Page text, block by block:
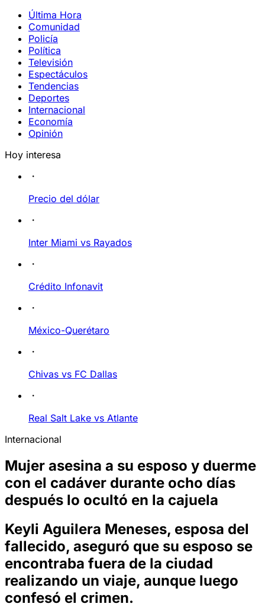
Última Hora
Comunidad
Policía
Política
Televisión
Espectáculos
Tendencias
Deportes
Internacional
Economía
Opinión
Hoy interesa
Precio del dólar
Inter Miami vs Rayados
Crédito Infonavit
México-Querétaro
Chivas vs FC Dallas
Real Salt Lake vs Atlante
Internacional
Mujer asesina a su esposo y duerme
con el cadáver durante ocho días
después lo ocultó en la cajuela
Keyli Aguilera Meneses, esposa del
fallecido, aseguró que su esposo se
encontraba fuera de la ciudad
realizando un viaje, aunque luego
confesó el crimen.